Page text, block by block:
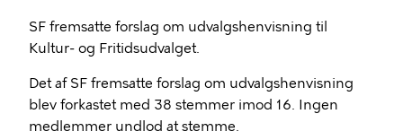
SF fremsatte forslag om udvalgshenvisning til
Kultur- og Fritidsudvalget.
Det af SF fremsatte forslag om udvalgshenvisning
blev forkastet med 38 stemmer imod 16. Ingen
medlemmer undlod at stemme.